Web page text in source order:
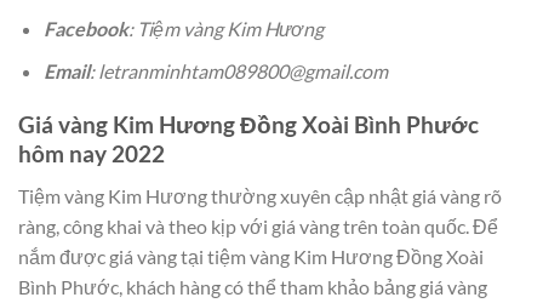
Facebook: Tiệm vàng Kim Hương
Email: letranminhtam089800@gmail.com
Giá vàng Kim Hương Đồng Xoài Bình Phước
hôm nay 2022
Tiệm vàng Kim Hương thường xuyên cập nhật giá vàng rõ
ràng, công khai và theo kịp với giá vàng trên toàn quốc. Để
nắm được giá vàng tại tiệm vàng Kim Hương Đồng Xoài
Bình Phước, khách hàng có thể tham khảo bảng giá vàng